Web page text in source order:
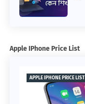
Apple IPhone Price List
APPLE IPHONE PRICE LIST